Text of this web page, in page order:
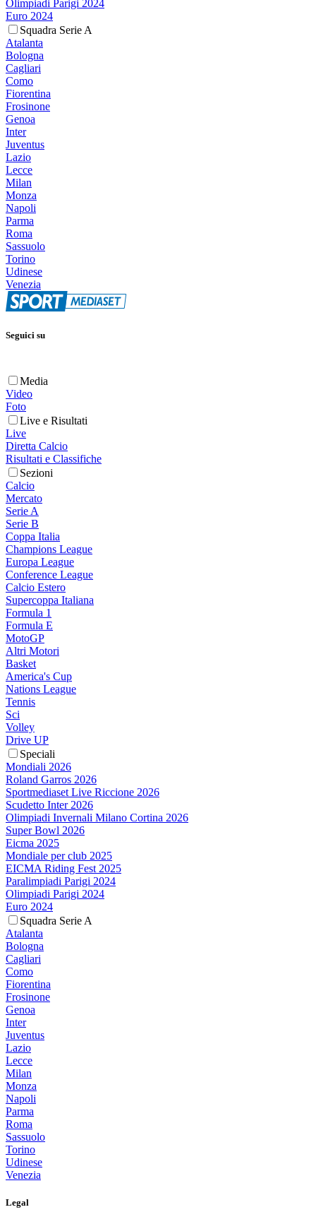
Olimpiadi Parigi 2024
Euro 2024
Squadra Serie A
Atalanta
Bologna
Cagliari
Como
Fiorentina
Frosinone
Genoa
Inter
Juventus
Lazio
Lecce
Milan
Monza
Napoli
Parma
Roma
Sassuolo
Torino
Udinese
Venezia
Seguici su
Media
Video
Foto
Live e Risultati
Live
Diretta Calcio
Risultati e Classifiche
Sezioni
Calcio
Mercato
Serie A
Serie B
Coppa Italia
Champions League
Europa League
Conference League
Calcio Estero
Supercoppa Italiana
Formula 1
Formula E
MotoGP
Altri Motori
Basket
America's Cup
Nations League
Tennis
Sci
Volley
Drive UP
Speciali
Mondiali 2026
Roland Garros 2026
Sportmediaset Live Riccione 2026
Scudetto Inter 2026
Olimpiadi Invernali Milano Cortina 2026
Super Bowl 2026
Eicma 2025
Mondiale per club 2025
EICMA Riding Fest 2025
Paralimpiadi Parigi 2024
Olimpiadi Parigi 2024
Euro 2024
Squadra Serie A
Atalanta
Bologna
Cagliari
Como
Fiorentina
Frosinone
Genoa
Inter
Juventus
Lazio
Lecce
Milan
Monza
Napoli
Parma
Roma
Sassuolo
Torino
Udinese
Venezia
Legal